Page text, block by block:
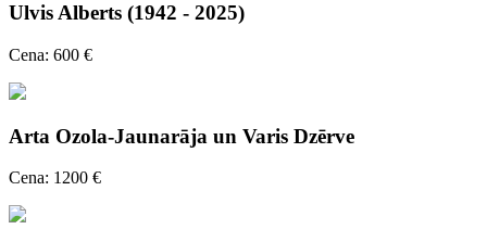
Ulvis Alberts (1942 - 2025)
Cena: 600 €
Arta Ozola-Jaunarāja un Varis Dzērve
Cena: 1200 €